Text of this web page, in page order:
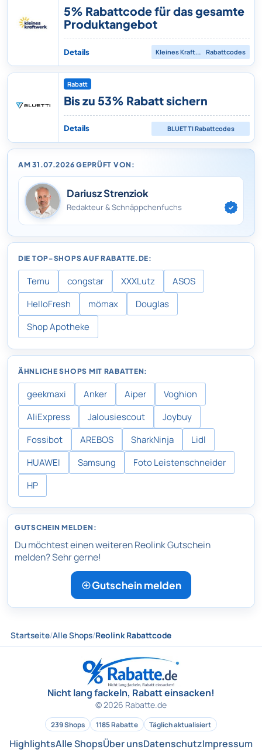
AM 31.07.2026 GEPRÜFT VON:
Dariusz Strenziok
Redakteur & Schnäppchenfuchs
DIE TOP-SHOPS AUF RABATTE.DE:
Temu congstar XXXLutz
ASOS
HelloFresh
mömax
Douglas
Shop Apotheke
ÄHNLICHE SHOPS MIT RABATTEN:
geekmaxi Anker Aiper
Voghion
AliExpress
Jalousiescout
Joybuy
Fossibot
AREBOS SharkNinja
Lidl
HUAWEI
Samsung
Foto Leistenschneider
HP
GUTSCHEIN MELDEN:
Du möchtest einen weiteren Reolink Gutschein
melden? Sehr gerne!
Gutschein melden
5% Rabattcode für das gesamte
Produktangebot
Details Kleines Kraftwerk Rabattcodes
Rabatt
Bis zu 53% Rabatt sichern
Details BLUETTIRabattcodes
Startseite/Alle Shops/Reolink Rabattcode
Nicht lang fackeln, Rabatt einsacken!
© 2026 Rabatte.de
239 Shops 1185 Rabatte Täglich aktualisiert
HighlightsAlle ShopsÜber unsDatenschutzImpressum